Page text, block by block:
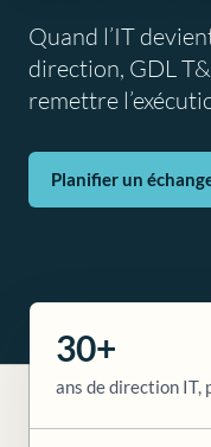
Quand l’IT
direction, GDL
remettre
Planifier un
30+
ans de direction